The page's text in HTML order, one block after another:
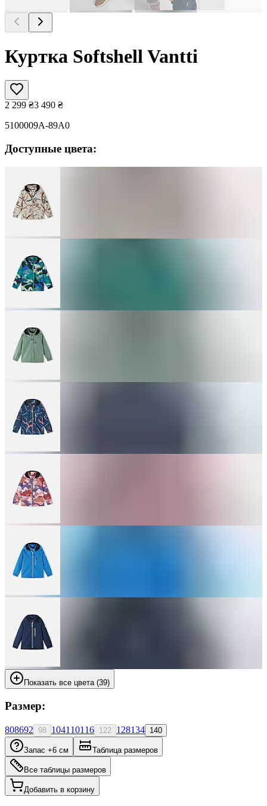
Куртка Softshell Vantti
2 299 ₴3 490 ₴
5100009A-89A0
Доступные цвета:
Показать все цвета (39)
Размер:
808692 98 104110116 122 128134 140
Запас +6 см Таблица размеров
Все таблицы размеров
Добавить в корзину